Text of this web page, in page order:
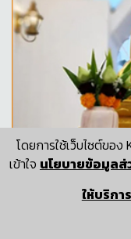
ลำดับที่ : 386. วันที่ :
เดชะ ข้าสรงน้ำ พระ
อันตรธาน เป็นสุข เทอญ
โดยการใช้เว็บไซต์ขอ
เข้าใจ นโยบายข้อมูลส่
ให้บริการ